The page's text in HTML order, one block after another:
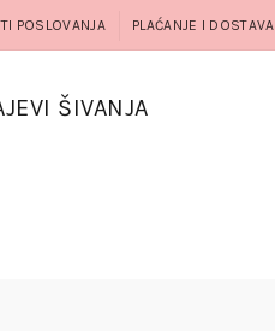
POSLOVANJA PLAĆANJE I DOSTAVA
ŠIVANJA